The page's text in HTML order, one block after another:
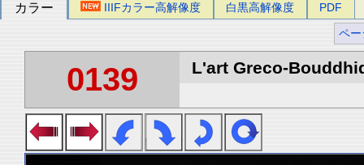
カラー IIIFカラー高解像度 白黒高解像度 PDF
ペー
0139 L'art Greco-